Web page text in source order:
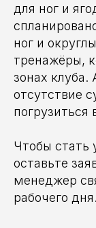
для ног и
ног и
тренажёры,
зонах
отсутствие
погрузиться
Чтобы
оставьте
менеджер
рабочего дня.